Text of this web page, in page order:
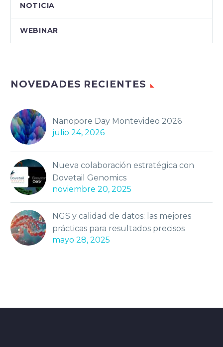
NOTICIA
WEBINAR
NOVEDADES RECIENTES
Nanopore Day Montevideo 2026
julio 24, 2026
Nueva colaboración estratégica con
Dovetail Genomics
noviembre 20, 2025
NGS y calidad de datos: las mejores
prácticas para resultados precisos
mayo 28, 2025